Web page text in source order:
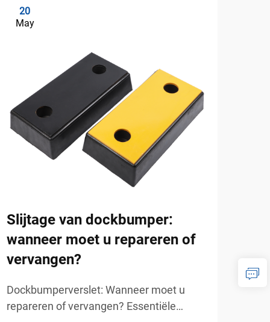
20
May
Slijtage van dockbumper:
wanneer moet u repareren of
vervangen?
Dockbumperverslet: Wanneer moet u
repareren of vervangen? Essentiële